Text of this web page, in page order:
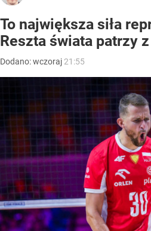
To największa siła
Reszta świata patrzy
Dodano:wczoraj 21:55